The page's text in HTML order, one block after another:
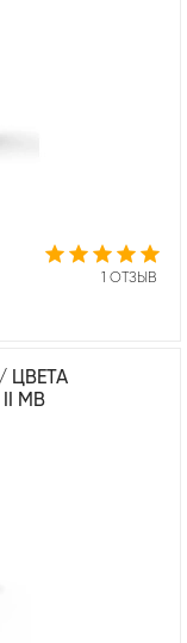
1 ОТЗЫВ
/ ЦВЕТА
МВ